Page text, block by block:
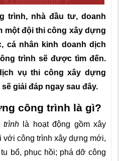
trình, nhà đầu tư, doanh
một đội thi công xây dựng
cá nhân kinh doanh dịch
trình sẽ được tìm đến.
vụ thi công xây dựng
giải đáp ngay sau đây.
công trình là gì?
trình
là hoạt động gồm xây
với công trình xây dựng mới,
bổ, phục hồi; phá dỡ công